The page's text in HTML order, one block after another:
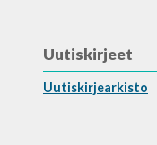
Uutiskirjeet
Uutiskirjearkisto